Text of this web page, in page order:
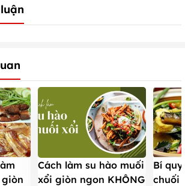
Cách làm su hào muối
xổi giòn ngon KHÔNG
Bí
chuối